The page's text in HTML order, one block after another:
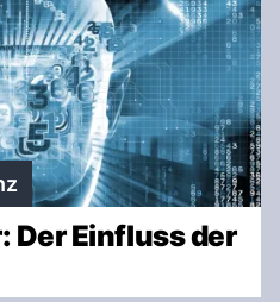
Der Einfluss der